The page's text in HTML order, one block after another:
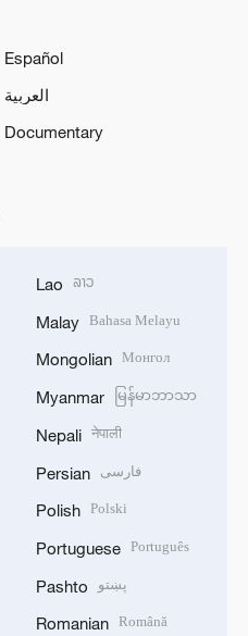
Español
العربية
Documentary
Lao ລາວ
Malay Bahasa Melayu
Mongolian Монгол
Myanmar မြန်မာဘာသာ
Nepali नेपाली
Persian فارسی
Polish Polski
Portuguese Português
Pashto پښتو
Romanian Română